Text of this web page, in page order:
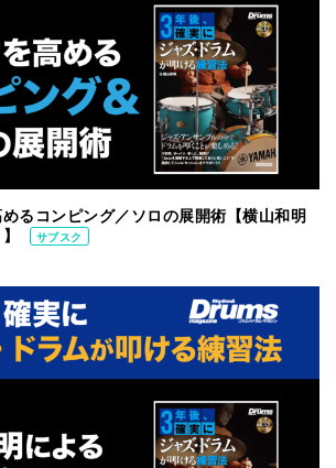
るコンピング／ソロの展開術【横山和明
サブスク